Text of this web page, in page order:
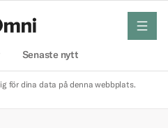
Senaste nytt
meny
för dina data på denna webbplats.